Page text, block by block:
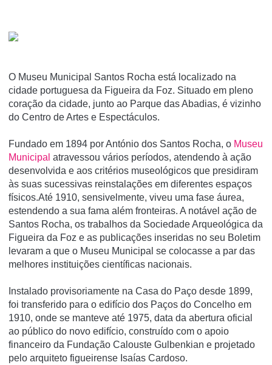
O Museu Municipal Santos Rocha está localizado na
cidade portuguesa da Figueira da Foz. Situado em pleno
coração da cidade, junto ao Parque das Abadias, é vizinho
do Centro de Artes e Espectáculos.
Fundado em 1894 por António dos Santos Rocha, o Museu
Municipal atravessou vários períodos, atendendo à ação
desenvolvida e aos critérios museológicos que presidiram
às suas sucessivas reinstalações em diferentes espaços
físicos.Até 1910, sensivelmente, viveu uma fase áurea,
estendendo a sua fama além fronteiras. A notável ação de
Santos Rocha, os trabalhos da Sociedade Arqueológica da
Figueira da Foz e as publicações inseridas no seu Boletim
levaram a que o Museu Municipal se colocasse a par das
melhores instituições científicas nacionais.
Instalado provisoriamente na Casa do Paço desde 1899,
foi transferido para o edifício dos Paços do Concelho em
1910, onde se manteve até 1975, data da abertura oficial
ao público do novo edifício, construído com o apoio
financeiro da Fundação Calouste Gulbenkian e projetado
pelo arquiteto figueirense Isaías Cardoso.